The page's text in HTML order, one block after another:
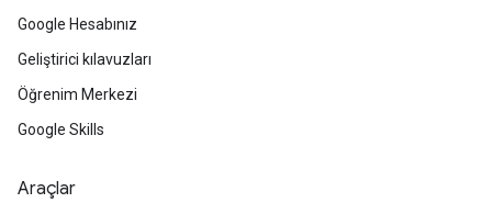
Google Hesabınız
Geliştirici kılavuzları
Öğrenim Merkezi
Google Skills
Araçlar